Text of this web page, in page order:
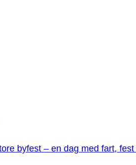
byfest – en dag med fart,